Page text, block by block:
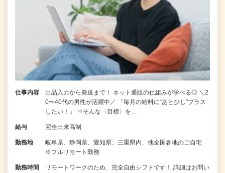
仕事内容
出品入力から発送まで！ ネット通販の仕組みが学べる◎ ＼2
0〜40代の男性が活躍中／ 「毎月の給料に“あと少し”プラス
したい！」 ⇒そんな〈目標〉を…
給与 完全出来高制
勤務地
岐阜県、静岡県、愛知県、三重県内、他全国各地のご自宅
※フルリモート勤務
勤務時間
リモートワークのため、完全自由シフトです！ 詳細はお問い